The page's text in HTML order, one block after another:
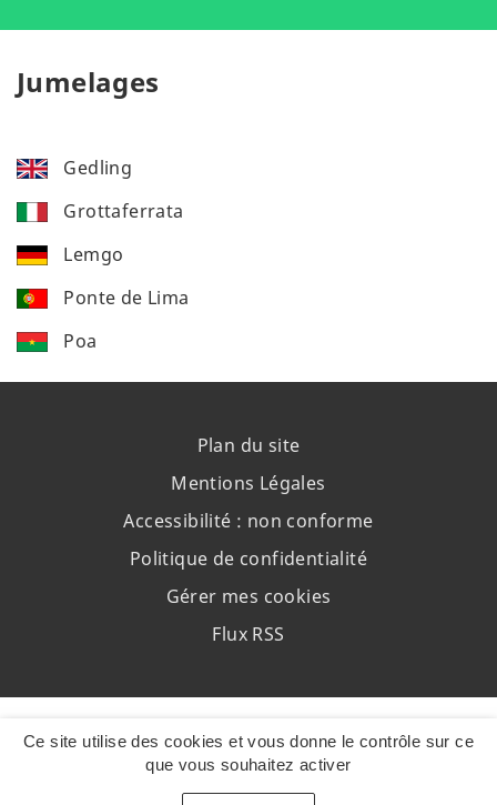
Ce site utilise des cookies et vous donne le contrôle sur ce
que vous souhaitez activer
Jumelages
Gedling
Grottaferrata
Lemgo
Ponte de Lima
Poa
Plan du site
Mentions Légales
Accessibilité : non conforme
Politique de confidentialité
Gérer mes cookies
Flux RSS